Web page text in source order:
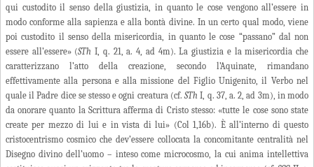
qui custodito il senso della giustizia, in quanto le cose vengono all’essere in
modo conforme alla sapienza e alla bontà divine. In un certo qual modo, viene
poi custodito il senso della misericordia, in quanto le cose “passano” dal non
essere all’essere» (STh I, q. 21, a. 4, ad 4m). La giustizia e la misericordia che
caratterizzano l’atto della creazione, secondo l’Aquinate, rimandano
effettivamente alla persona e alla missione del Figlio Unigenito, il Verbo nel
quale il Padre dice se stesso e ogni creatura (cf.STh I, q. 37, a. 2, ad 3m), in modo
da onorare quanto la Scrittura afferma di Cristo stesso: «tutte le cose sono state
create per mezzo di lui e in vista di lui» (Col 1,16b). È all’interno di questo
cristocentrismo cosmico che dev’essere collocata la concomitante centralità nel
Disegno divino dell’uomo – inteso come microcosmo, la cui anima intellettiva